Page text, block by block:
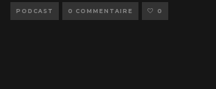
PODCAST 0 COMMENTAIRE 0